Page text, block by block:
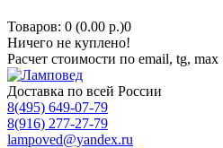
Товаров: 0 (0.00 р.)0
Ничего не куплено!
Расчет стоимости по email, tg, max
Доставка по всей России
8(495) 649-07-79
8(916) 277-27-79
lampoved@yandex.ru